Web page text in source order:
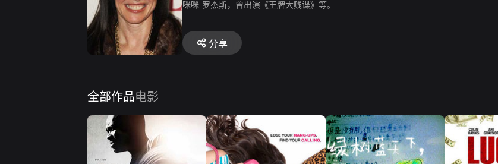
咪咪·罗杰斯，曾出演《王牌大贱谍》等。
分享
全部作品电影